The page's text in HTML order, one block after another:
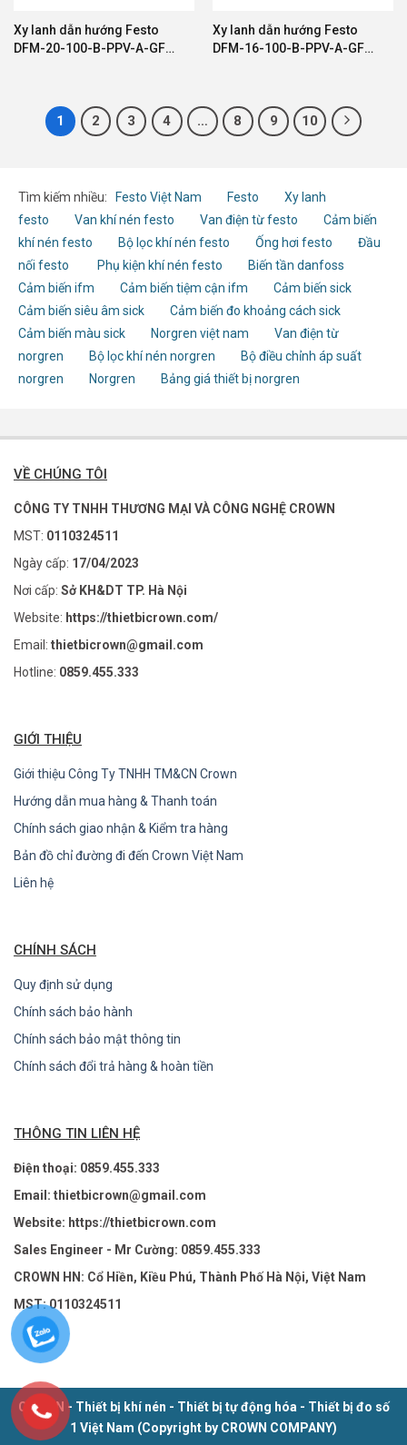
Xy lanh dẫn hướng Festo
DFM-20-100-B-PPV-A-GF
Xy lanh dẫn hướng Festo
DFM-16-100-B-PPV-A-GF
1 2 3 4 … 8 9 10
Tìm kiếm nhiều: Festo Việt Nam Festo
Xy lanh
festo
Van khí nén festo Van điện từ festo
Cảm biến
khí nén festo
Bộ lọc khí nén festo Ống hơi festo
Đầu
nối festo
Phụ kiện khí nén festo
Biến tần danfoss
Cảm biến ifm
Cảm biến tiệm cận ifm
Cảm biến sick
Cảm biến siêu âm sick
Cảm biến đo khoảng cách sick
Cảm biến màu sick
Norgren việt nam
Van điện từ
norgren
Bộ lọc khí nén norgren
Bộ điều chỉnh áp suất
norgren
Norgren Bảng giá thiết bị norgren
VỀ CHÚNG TÔI
CÔNG TY TNHH THƯƠNG MẠI VÀ CÔNG NGHỆ CROWN
MST: 0110324511
Ngày cấp: 17/04/2023
Nơi cấp: Sở KH&DT TP. Hà Nội
Website: https://thietbicrown.com/
Email: thietbicrown@gmail.com
Hotline: 0859.455.333
GIỚI THIỆU
Giới thiệu Công Ty TNHH TM&CN Crown
Hướng dẫn mua hàng & Thanh toán
Chính sách giao nhận & Kiểm tra hàng
Bản đồ chỉ đường đi đến Crown Việt Nam
Liên hệ
CHÍNH SÁCH
Quy định sử dụng
Chính sách bảo hành
Chính sách bảo mật thông tin
Chính sách đổi trả hàng & hoàn tiền
THÔNG TIN LIÊN HỆ
Điện thoại: 0859.455.333
Email: thietbicrown@gmail.com
Website: https://thietbicrown.com
Sales Engineer - Mr Cường: 0859.455.333
CROWN HN: Cổ Hiền, Kiều Phú, Thành Phố Hà Nội, Việt Nam
MST: 0110324511
CROWN - Thiết bị khí nén - Thiết bị tự động hóa - Thiết bị đo số
1 Việt Nam (Copyright by CROWN COMPANY)